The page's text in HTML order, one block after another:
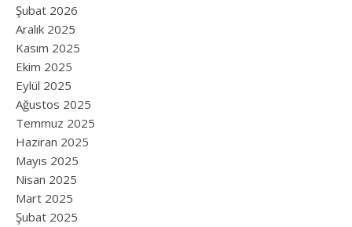
Şubat 2026
Aralık 2025
Kasım 2025
Ekim 2025
Eylül 2025
Ağustos 2025
Temmuz 2025
Haziran 2025
Mayıs 2025
Nisan 2025
Mart 2025
Şubat 2025